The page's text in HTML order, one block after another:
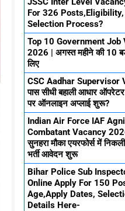
For 326
Selection Process?
Top 10 Government
2026 | अगस्त महीने की 10
लिए
CSC Aadhar Supervisor
पास सीधी बहाली आधार
पर ऑनलाइन अप्लाई शुरू?
Indian Air Force IAF
Combatant Vacancy
सुनहरा मौका एयरफोर्स में
भर्ती आवेदन शुरू
Bihar Police Sub
Online Apply For 150
Age,Apply Dates,
Details Here-